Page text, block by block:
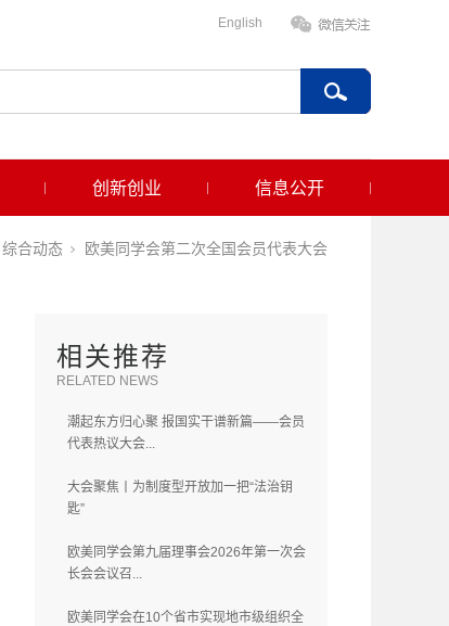
English
创新创业 信息公开
综合动态 欧美同学会第二次全国会员代表大会
相关推荐
RELATED NEWS
潮起东方归心聚 报国实干谱新篇——会员
代表热议大会...
大会聚焦丨为制度型开放加一把“法治钥
匙”
欧美同学会第九届理事会2026年第一次会
长会会议召...
欧美同学会在10个省市实现地市级组织全